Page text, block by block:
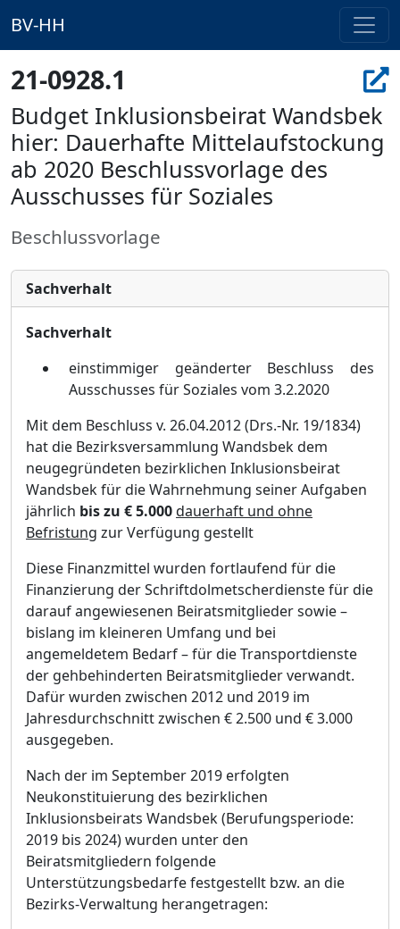
BV-HH
21-0928.1
Budget Inklusionsbeirat Wandsbek
hier: Dauerhafte Mittelaufstockung
ab 2020 Beschlussvorlage des
Ausschusses für Soziales
Beschlussvorlage
Sachverhalt
Sachverhalt
einstimmiger geänderter Beschluss des
Ausschusses für Soziales vom 3.2.2020
Mit dem Beschluss v. 26.04.2012 (Drs.-Nr. 19/1834)
hat die Bezirksversammlung Wandsbek dem
neugegründeten bezirklichen Inklusionsbeirat
Wandsbek für die Wahrnehmung seiner Aufgaben
jährlich bis zu €5.000dauerhaft und ohne
Befristung zur Verfügung gestellt
Diese Finanzmittel wurden fortlaufend für die
Finanzierung der Schriftdolmetscherdienste für die
darauf angewiesenen Beiratsmitglieder sowie–
bislang im kleineren Umfang und bei
angemeldetem Bedarf–für die Transportdienste
der gehbehinderten Beiratsmitglieder verwandt.
Dafür wurden zwischen 2012 und 2019 im
Jahresdurchschnitt zwischen €2.500 und €3.000
ausgegeben.
Nach der im September 2019 erfolgten
Neukonstituierung des bezirklichen
Inklusionsbeirats Wandsbek (Berufungsperiode:
2019 bis 2024) wurden unter den
Beiratsmitgliedern folgende
Unterstützungsbedarfe festgestellt bzw. an die
Bezirks-Verwaltung herangetragen: